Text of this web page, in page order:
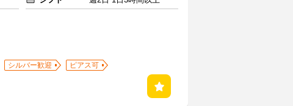
シルバー歓迎
ピアス可